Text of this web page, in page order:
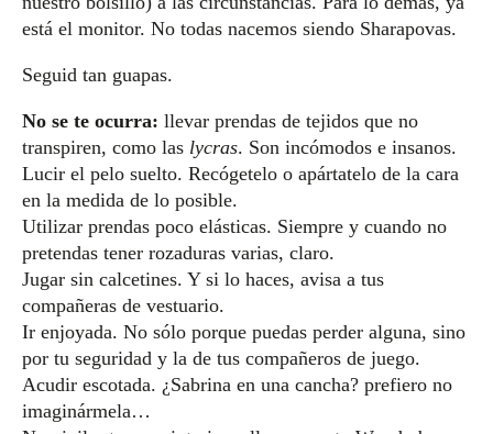
está el monitor. No todas nacemos siendo Sharapovas.
Seguid tan guapas.
No se te ocurra: llevar prendas de tejidos que no
transpiren, como las lycras. Son incómodos e insanos.
Lucir el pelo suelto. Recógetelo o apártatelo de la cara
en la medida de lo posible.
Utilizar prendas poco elásticas. Siempre y cuando no
pretendas tener rozaduras varias, claro.
Jugar sin calcetines. Y si lo haces, avisa a tus
compañeras de vestuario.
Ir enjoyada. No sólo porque puedas perder alguna, sino
por tu seguridad y la de tus compañeros de juego.
Acudir escotada. ¿Sabrina en una cancha? prefiero no
imaginármela…